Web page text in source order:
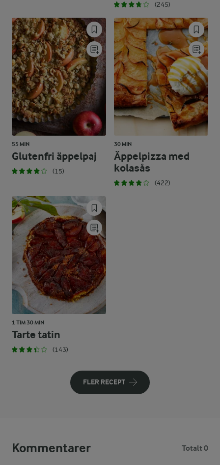
(245)
55 MIN
Glutenfri äppelpaj
(15)
30 MIN
Äppelpizza med
kolasås
(422)
1 TIM 30 MIN
Tarte tatin
(143)
FLER RECEPT
Kommentarer Totalt 0